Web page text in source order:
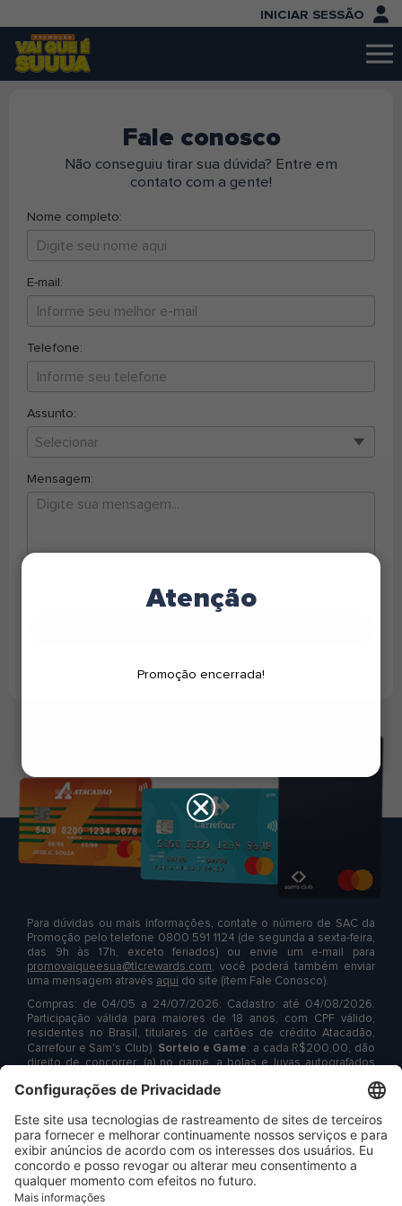
INICIAR SESSÃO
Fale conosco
Não conseguiu tirar sua dúvida? Entre em
contato com a gente!
Nome completo:
E-mail:
Telefone:
Assunto:
Selecionar
Mensagem:
Para dúvidas ou mais informações, contate o número de SAC da
Promoção pelo telefone 0800 591 1124 (de segunda a sexta-feira,
das 9h às 17h, exceto feriados) ou envie um e-mail para
promovaiqueesua@tlcrewards.com, você poderá também enviar
uma mensagem através aqui do site (item Fale Conosco).
Compras: de 04/05 a 24/07/2026: Cadastro: até 04/08/2026.
Participação válida para maiores de 18 anos, com CPF válido,
residentes no Brasil, titulares de cartões de crédito Atacadão,
Carrefour e Sam's Club). Sorteio e Game: a cada R$200,00, dão
direito de concorrer: (a) no game, a bolas e luvas autografados
cartão pré-pago, sem função saque e transferência; e (b) no
Compras de R$500,00, em uma única transação dão direito a 1
álbum de figurinhas. Compras independentes por cartão. Limites
por CPF: até 180 Números da Sorte e chances no game; 1 brinde
de cada tipo e até 2 álbuns, durante a promoção. Consulte
demais condições e limites de participação e premiação,
aceleradores, cartões participantes e Certificados de Autorização
Atenção
Promoção encerrada!